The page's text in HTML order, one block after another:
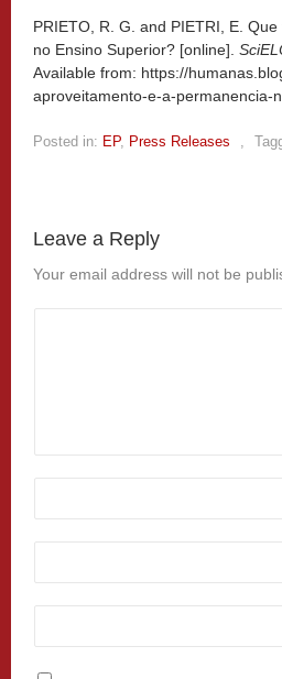
PRIETO, R. G. and PIETRI, E.
no Ensino Superior? [online].
Available from: https://
aproveitamento-e-a-permanencia-
Posted in: EP, Press Releases
Leave a Reply
Your email address will not be